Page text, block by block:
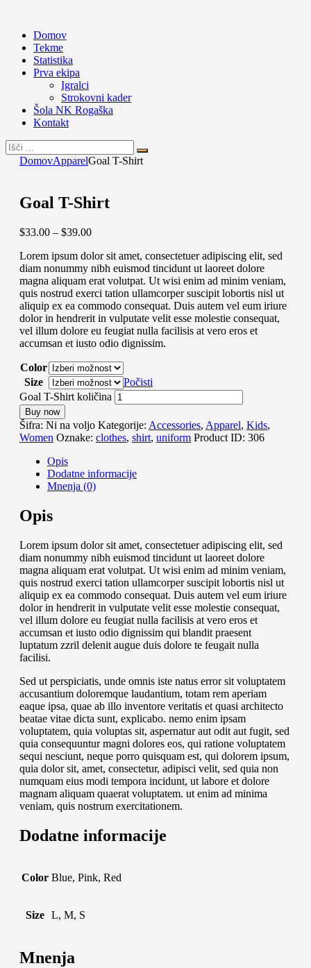
Domov
Tekme
Statistika
Prva ekipa
Igralci
Strokovni kader
Šola NK Rogaška
Kontakt
DomovApparelGoal T-Shirt
Goal T-Shirt
$33.00 – $39.00
Lorem ipsum dolor sit amet, consectetuer adipiscing elit, sed
diam nonummy nibh euismod tincidunt ut laoreet dolore
magna aliquam erat volutpat. Ut wisi enim ad minim veniam,
quis nostrud exerci tation ullamcorper suscipit lobortis nisl ut
aliquip ex ea commodo consequat. Duis autem vel eum iriure
dolor in hendrerit in vulputate velit esse molestie consequat,
vel illum dolore eu feugiat nulla facilisis at vero eros et
accumsan et iusto odio dignissim.
Color
Size
Počisti
Goal T-Shirt količina
Buy now
Šifra: Ni na voljo Kategorije: Accessories, Apparel, Kids,
Women Oznake: clothes, shirt, uniform Product ID: 306
Opis
Dodatne informacije
Mnenja (0)
Opis
Lorem ipsum dolor sit amet, consectetuer adipiscing elit, sed
diam nonummy nibh euismod tincidunt ut laoreet dolore
magna aliquam erat volutpat. Ut wisi enim ad minim veniam,
quis nostrud exerci tation ullamcorper suscipit lobortis nisl ut
aliquip ex ea commodo consequat. Duis autem vel eum iriure
dolor in hendrerit in vulputate velit esse molestie consequat,
vel illum dolore eu feugiat nulla facilisis at vero eros et
accumsan et iusto odio dignissim qui blandit praesent
luptatum zzril delenit augue duis dolore te feugait nulla
facilisi.
Sed ut perspiciatis, unde omnis iste natus error sit voluptatem
accusantium doloremque laudantium, totam rem aperiam
eaque ipsa, quae ab illo inventore veritatis et quasi architecto
beatae vitae dicta sunt, explicabo. nemo enim ipsam
voluptatem, quia voluptas sit, aspernatur aut odit aut fugit, sed
quia consequuntur magni dolores eos, qui ratione voluptatem
sequi nesciunt, neque porro quisquam est, qui dolorem ipsum,
quia dolor sit, amet, consectetur, adipisci velit, sed quia non
numquam eius modi tempora incidunt, ut labore et dolore
magnam aliquam quaerat voluptatem. ut enim ad minima
veniam, quis nostrum exercitationem.
Dodatne informacije
Color Blue, Pink, Red
Size L, M, S
Mnenja